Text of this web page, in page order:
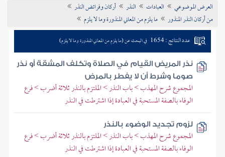
تراجم الأعلام
العرض الموضوعي العبادات النذر
أركان وفرائض النذر
من أركان النذر المنذور
ما يلزم من المعاني المنذورة وما لا يلزم
عدد النتائج : 1654 في البحث عن (ما يلزم من المعاني المنذورة وما لا يلزم)
نذر المريض القيام في الصلاة وتكلف المشقة أو نذر
صوما وشرط أن لا يفطر بالمرض
المجموع شرح المهذب > باب النذر > الملتزم بالنذر ثلاثة أضرب > فرع
الوفاء بالصفة المستحبة في العبادة إذا اشترطت في النذر
لزوم تجديد الوضوء بالنذر
المجموع شرح المهذب > باب النذر > الملتزم بالنذر ثلاثة أضرب > فرع
الوفاء بالصفة المستحبة في العبادة إذا اشترطت في النذر